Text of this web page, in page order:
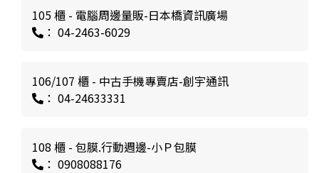
105 櫃 - 電腦周邊量販-日本橋資訊廣場
： 04-2463-6029
106/107 櫃 - 中古手機專賣店-創宇通訊
： 04-24633331
108 櫃 - 包膜.行動週邊-小Ｐ包膜
： 0908088176